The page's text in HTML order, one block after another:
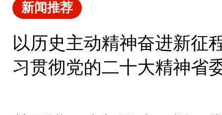
新闻推荐
以历史主动精神奋进新征
习贯彻党的二十大精神省